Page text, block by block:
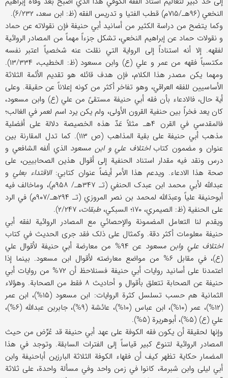
النخعي (۹۶هـ/۷۱۵م) قطب الفتیا و تدریس الفقه (ظ: ابن سعد، ۶/۲۳۲).
وکما یتضح من دراسة الکثیر من أسانید أبي حنیفة فإن نقولاته عن حماد
و نقولات حماد عن إبراهیم النخعي، تشکل جزءاً مهماً من المصادر الروائیة
لفقهه. إلا أنه استناداً إلی الروایة التي نقلت عنه شخصیاً اعتبر نفسه
مکتسباً فقهه من عمر و علي (ع) وابن مسعود (ظ: الخطیب، ۱۳/۳۳۴).
ومهما یکن مصدر هذا الکلام، فإن هدف قائله هو تقدیم الأئمة الثلاثة
الأساسیین للفقه العراقي، وهو تفاخر أکثر من کونه إعلاناً عن حقیقة. وعلی
أیة حال، فالادعاء بأن فقه أبي حنیفة مستقیً من علي (ع) وابن مسعود،
کان یعد فخراً بین حنفیة القرون الأولی، ولم یکن یرد اسم لعمر في الغالب؛
فالمقدسي في القرن ۴هـ مثلاً عَدّ هذه الخصیصة دلالة علی أفضلیة
مذهب أبي حنیفة علی بقیة المذاهب (ص ۱۱۳). کما تدل المقارنة بین
عنوان و مضمون کتاب اختلاف علي و ابن مسعود الذي ألفه الشافعي و
درس ونقد فیه مقدار استناد الحنفیة إلی أقوال هذین الصحابیین، علی
صحة هذا الادعاء. ویدعم هذا الأمر أیضاً عنوان کتابي: الاقتداء بعلي و
عبدالله لأبي محمد ابن عبدک الحنفي (تـ ۳۴۷هـ/ ۹۵۸م)، وماخالف فیه
أبوحنیفة علیاً وعبدَالله لمحمد بن نصر المروزي (تـ ۲۹۴هـ/۹۰۷م) في الرد
علی الحنفیة (ظ: الصیمري، ۱۷۰؛ السبکي،
طبقات، ۲/۲۴۷).
ویقدم لنا التعامل المضمونة والإحصائي مع المصادر الروائیة لفقه أبي
حنیفة معلومات أکثر دقة. وکمثال علی ذلک فقد جری الحدیث في کتاب
اختلاف علي وابن مسعود
عن ۹۴% من معارضة أبي حنیفة لأقوال علي
(ع)، في مقابل ۶% من مواضع معارضته لأقوال ابن مسعود. بینما إذا
اعتمدنا علی أسانید روایات أبي حنیفة فسنلاحظ أن ۷۲% من روایات أبي
حنیفة عن الصحابة تتعلق بأقوال و أحادیث ۸ فقط من الصحابة. وهؤلاء
الثمانیة هم حسب تسلسل کثرة الروایات: ابن مسعود (۱۵%)، ابن عمر
(۱۲%)، عمر (۱۰%)، ابن عباس (۱۰%)، عائشة (۹%)، جابربن عبدالله (۶%)،
علي (ع) (۵%)، أبوهریرة (۵%).
وإنها لحقیقة أن یکون فقه الکوفة علی عهد أبي حنیفة قد عُرِّض من حیث
المصادر الروائیة لتنوع کبیر قیاساً إلی الفترات السابقة. وتوجد في هذا
المضمار حکایة تظهر کیف أن فقهاء الکوفة الثلاثة البارزین أباحنیفة وابن
أبي لیلی وابن شبرمة، کانوا في زمن واحد وفي مسألة واحدة، علی ثلاثة